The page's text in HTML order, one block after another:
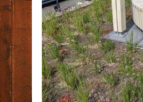
Sauvegarder